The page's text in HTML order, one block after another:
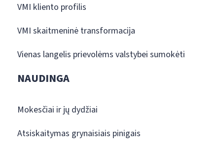
VMI kliento profilis
VMI skaitmeninė transformacija
Vienas langelis prievolėms valstybei sumokėti
NAUDINGA
Mokesčiai ir jų dydžiai
Atsiskaitymas grynaisiais pinigais